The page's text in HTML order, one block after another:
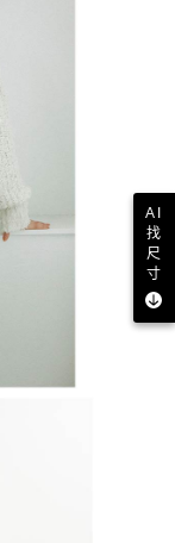
AI
找
尺
寸